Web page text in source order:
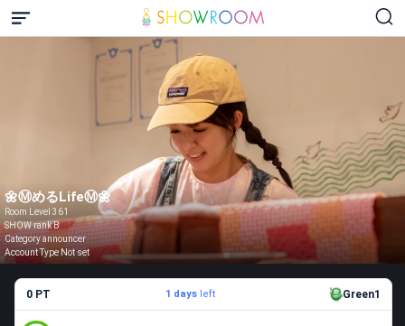
🌼Ⓜ️めるLifeⓂ️🌼
Room Level 361
SHOW rank B
Category announcer
Account Type Not set
0 PT 1 daysleft Green1